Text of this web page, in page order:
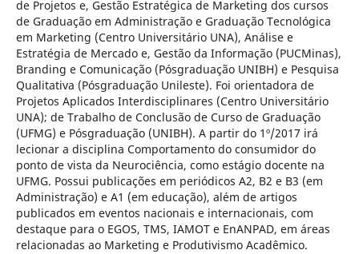
de Projetos e, Gestão Estratégica de Marketing dos cursos
de Graduação em Administração e Graduação Tecnológica
em Marketing (Centro Universitário UNA), Análise e
Estratégia de Mercado e, Gestão da Informação (PUCMinas),
Branding e Comunicação (Pós­graduação UNIBH) e Pesquisa
Qualitativa (Pós­graduação Unileste). Foi orientadora de
Projetos Aplicados Interdisciplinares (Centro Universitário
UNA); de Trabalho de Conclusão de Curso de Graduação
(UFMG) e Pós­graduação (UNIBH). A partir do 1º/2017 irá
lecionar a disciplina Comportamento do consumidor do
ponto de vista da Neurociência, como estágio docente na
UFMG. Possui publicações em periódicos A2, B2 e B3 (em
Administração) e A1 (em educação), além de artigos
publicados em eventos nacionais e internacionais, com
destaque para o EGOS, TMS, IAMOT e EnANPAD, em áreas
relacionadas ao Marketing e Produtivismo Acadêmico.